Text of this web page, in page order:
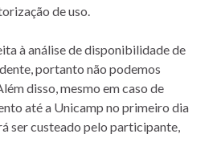
de uso.
à análise de disponibilidade de
portanto não podemos
disso, mesmo em caso de
até a Unicamp no primeiro dia
ser custeado pelo participante,